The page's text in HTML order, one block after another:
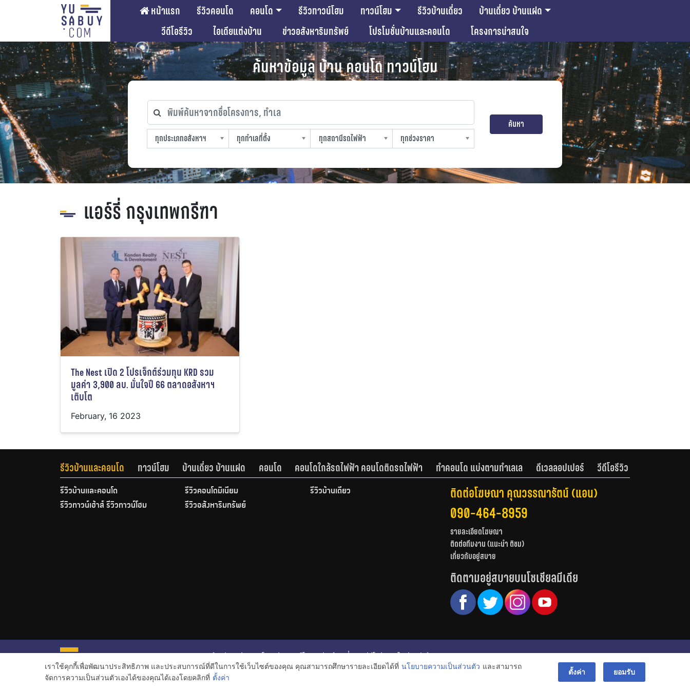
หน้าแรก รีวิวคอนโด คอนโด รีวิวทาวน์โฮม ทาวน์โฮม รีวิวบ้านเดี่ยว
บ้านเดี่ยว บ้านแฝด
วีดีโอรีวิว
ไอเดียแต่งบ้าน ข่าวอสังหาริมทรัพย์ โปรโมชั่นบ้านและคอนโด โครงการน่าสนใจ
ค้นหาข้อมูล บ้าน คอนโด ทาวน์โฮม
พิมพ์ค้นหาจากชื่อโครงการ, ทำเล
ทุกประเภทอสังหาฯ
ทุกประเภทอสังหาฯ
ทุกทำเลที่ตั้ง
ทุกทำเลที่ตั้ง
ทุกสถานีรถไฟฟ้า
ทุกสถานีรถไฟฟ้า
ทุกช่วงราคา
ทุกช่วงราคา
ค้นหา
แอร์รี่ กรุงเทพกรีฑา
The Nest เปิด 2 โปรเจ็กต์ร่วมทุน KRD รวม
มูลค่า 3,900 ลบ. มั่นใจปี 66 ตลาดอสังหาฯ
เติบโต
February, 16 2023
รีวิวบ้านและคอนโด ทาวน์โฮม บ้านเดี่ยว บ้านแฝด คอนโด คอนโดใกล้รถไฟฟ้า คอนโดติดรถไฟฟ้า ทำคอนโด แบ่งตามทำเลเล ดีเวลลอปเปอร์ วีดีโอรีวิว
รีวิวบ้านและคอนโด รีวิวคอนโดมิเนียม
รีวิวบ้านเดี่ยว
รีวิวทาวน์เฮ้าส์ รีวิวทาวน์โฮม
รีวิวอสังหาริมทรัพย์
ติดต่อโฆษณา คุณวรรณารัตน์ (แอน)
090-464-8959
รายละเอียดโฆษณา
ติดต่อทีมงาน (แนะนำ ติชม)
เกี่ยวกับอยู่สบาย
ติดตามอยู่สบายบนโซเชียลมีเดีย
หน้าหลัก รีวิวคอนโด รีวิวทาวน์โฮม รีวิวบ้านเดี่ยว วีดีโอรีวิว
ไอเดียแต่งบ้าน
ข่าวอสังหาริมทรัพย์
โปรโมชั่นบ้านและคอนโด
© สงวนลิขสิทธิ์ 2556-2564
เราใช้คุกกี้เพื่อพัฒนาประสิทธิภาพ และประสบการณ์ที่ดีในการใช้เว็บไซต์ของคุณ คุณสามารถศึกษารายละเอียดได้ที่ นโยบายความเป็นส่วนตัว และสามารถ
จัดการความเป็นส่วนตัวเองได้ของคุณได้เองโดยคลิกที่ ตั้งค่า
ตั้งค่า ยอมรับ